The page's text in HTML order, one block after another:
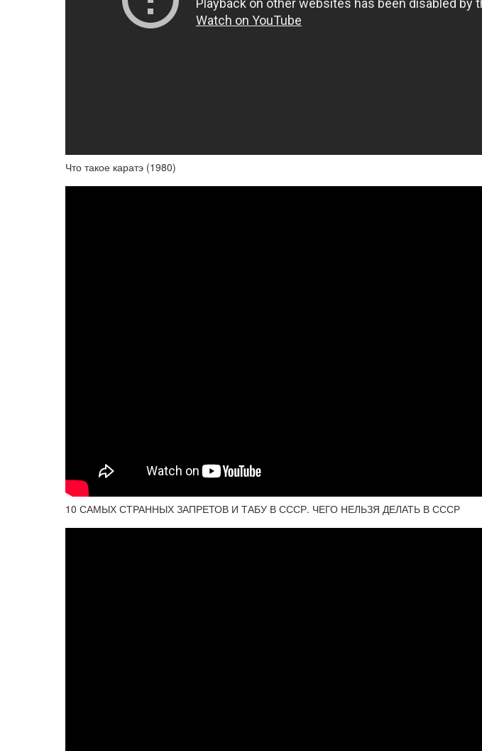
Что такое каратэ (1980)
10 САМЫХ СТРАННЫХ ЗАПРЕТОВ И ТАБУ В СССР. ЧЕГО НЕЛЬЗЯ ДЕЛАТЬ В СССР